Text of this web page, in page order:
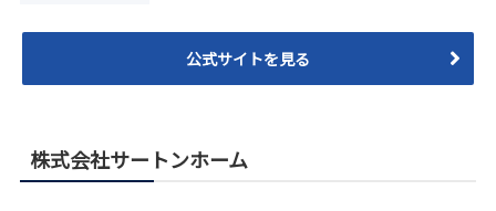
公式サイトを見る
株式会社サートンホーム